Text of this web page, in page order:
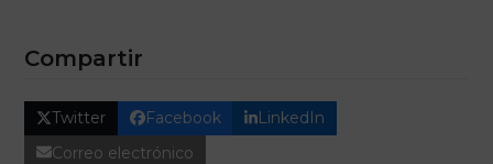
Compartir
Twitter Facebook
LinkedIn
Correo electrónico